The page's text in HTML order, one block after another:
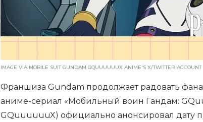
IMAGE VIA MOBILE SUIT GUNDAM GQUUUUUUX ANIME'S X/TWITTER ACCOUNT
Франшиза Gundam продолжает радовать
аниме-сериал «Мобильный воин Гандам:
GQuuuuuuX) официально анонсировал дату